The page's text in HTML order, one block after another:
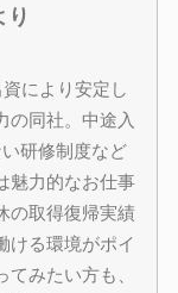
り
により安定し
の同社。中途入
研修制度など
魅力的なお仕事
の取得復帰実績
ける環境がポイ
みたい方も、